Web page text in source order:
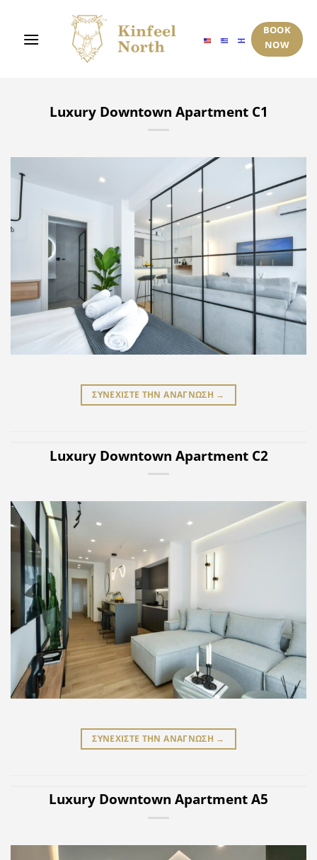
περιεχόμενο
BOOK
NOW
Luxury Downtown Apartment C1
ΣΥΝΕΧΙΣΤΕ ΤΗΝ ΑΝΑΓΝΩΣΗ →
Luxury Downtown Apartment C2
ΣΥΝΕΧΙΣΤΕ ΤΗΝ ΑΝΑΓΝΩΣΗ →
Luxury Downtown Apartment Α5